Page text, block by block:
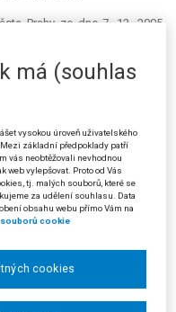
Prahy ze dne 7. 12. 2005
2 vyhlášky č. 478/2000 Sb.
dne 22. 9. 2005 bylo totiž
byl označen aktuální
dveřích vozidla obsahující
jazyce:"nástupní sazba:
Kč, čekání za jednu minutu:
odvolání. Žalovaný
rozhodnutí změnil tak, že se
žalobu u Městského soudu v
dopravě, ani § 11 odst.
má (souhlas
vysokou úroveň uživatelského
základní předpoklady patří
vás neobtěžovali nevhodnou
web vylepšovat. Proto od Vás
tj. malých souborů, které se
za udělení souhlasu. Data
obsahu webu přímo Vám na
souborů cookie
cookies